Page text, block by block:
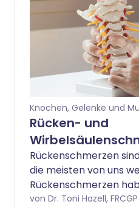
Knochen, Gelenke und
Rücken- und
Rückenschmerzen
die meisten von uns
Rückenschmerzen
Rückenschmerzen
von Dr. Toni Hazell, FRCGP